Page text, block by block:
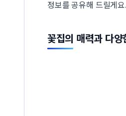
정보를 공유해 드릴게
꽃집의 매력과 다양